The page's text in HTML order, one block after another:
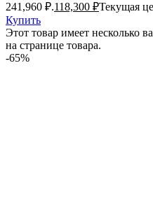
241,960 ₽.118,300 ₽Текущая
Купить
Этот товар имеет несколько
на странице товара.
-65%